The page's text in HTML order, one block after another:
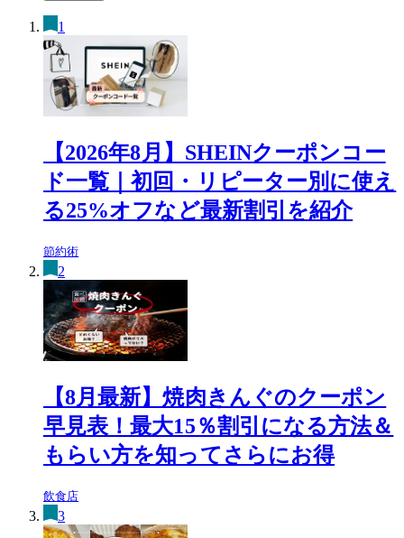
1
【2026年8月】SHEINクーポンコー
ド一覧｜初回・リピーター別に使え
る25%オフなど最新割引を紹介
節約術
2
【8月最新】焼肉きんぐのクーポン
早見表！最大15％割引になる方法＆
もらい方を知ってさらにお得
飲食店
3